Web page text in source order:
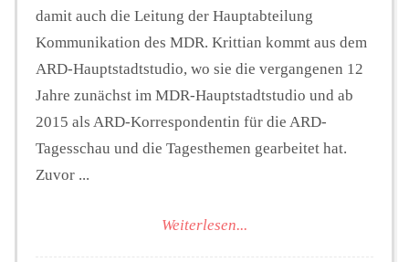
Unterstützen
damit auch die Leitung der Hauptabteilung
Kommunikation des MDR. Krittian kommt aus dem
ARD-Hauptstadtstudio, wo sie die vergangenen 12
Jahre zunächst im MDR-Hauptstadtstudio und ab
2015 als ARD-Korrespondentin für die ARD-
Tagesschau und die Tagesthemen gearbeitet hat.
Zuvor ...
Weiterlesen...